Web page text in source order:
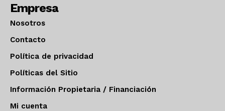
Empresa
Nosotros
Contacto
Política de privacidad
Políticas del Sitio
Información Propietaria / Financiación
Mi cuenta